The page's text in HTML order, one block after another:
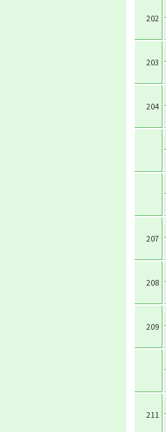
202
203
204
207
208
209
211